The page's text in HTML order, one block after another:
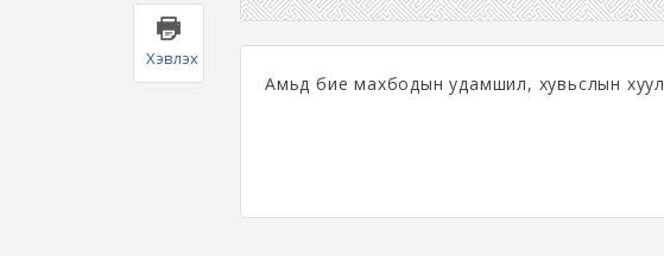
Хэвлэх
Амьд бие махбодын удамшил, хувьслын